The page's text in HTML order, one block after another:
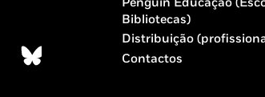
Bibliotecas)
Distribuição
Contactos